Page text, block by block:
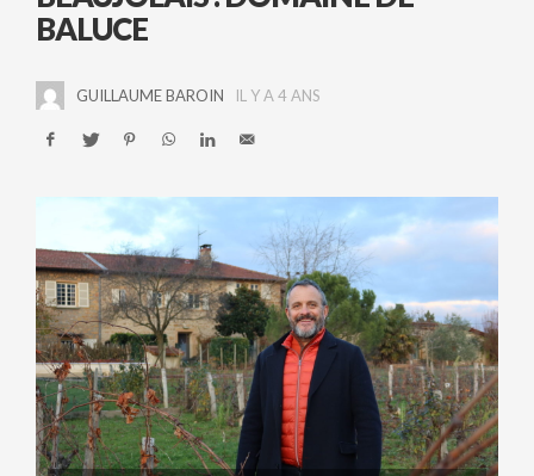
BALUCE
GUILLAUME BAROIN IL Y A 4 ANS